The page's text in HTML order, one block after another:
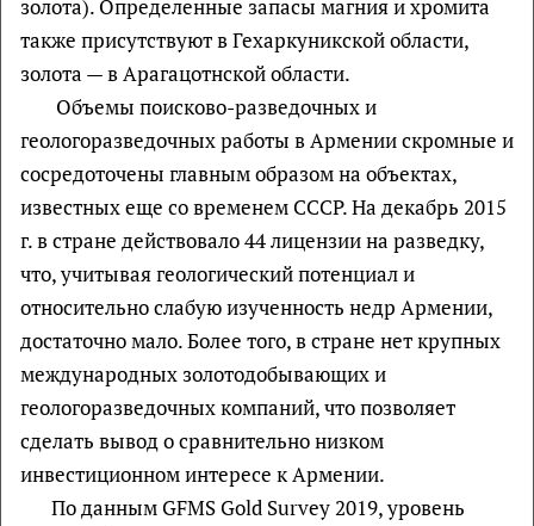
золота). Определенные запасы магния и хромита
также присутствуют в Гехаркуникской области,
золота — в Арагацотнской области.
Объемы поисково-разведочных и
геологоразведочных работы в Армении скромные и
сосредоточены главным образом на объектах,
известных еще со временем СССР. На декабрь 2015
г. в стране действовало 44 лицензии на разведку,
что, учитывая геологический потенциал и
относительно слабую изученность недр Армении,
достаточно мало. Более того, в стране нет крупных
международных золотодобывающих и
геологоразведочных компаний, что позволяет
сделать вывод о сравнительно низком
инвестиционном интересе к Армении.
По данным GFMS Gold Survey 2019, уровень